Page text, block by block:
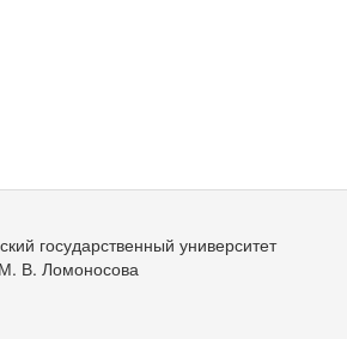
государственный университет
В. Ломоносова